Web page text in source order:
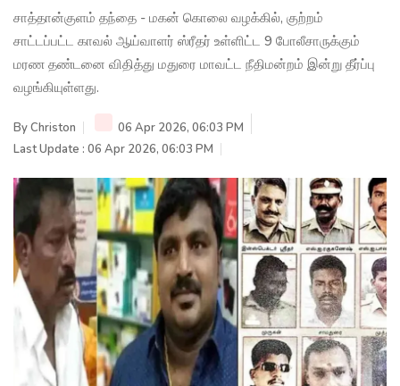
சாத்தான்குளம் தந்தை - மகன் கொலை வழக்கில், குற்றம்
சாட்டப்பட்ட காவல் ஆய்வாளர் ஸ்ரீதர் உள்ளிட்ட 9 போலீசாருக்கும்
மரண தண்டனை விதித்து மதுரை மாவட்ட நீதிமன்றம் இன்று தீர்ப்பு
வழங்கியுள்ளது.
ByChriston
06 Apr 2026, 06:03 PM
Last Update : 06 Apr 2026, 06:03 PM